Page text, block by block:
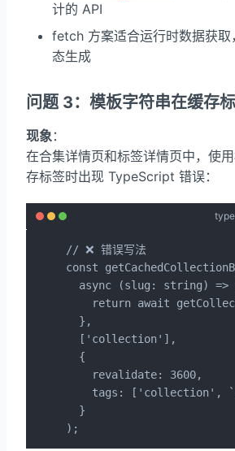
计的 API
fetch 方案适合运行时数据获取
态生成
问题 3：模板字符串在缓存
现象：
在合集详情页和标签详情页中，使
存标签时出现 TypeScript 错误：
// ❌ 错误写法
const
async (slug: string) =>
return await
  },
  ['collection'],
  {
    revalidate: 3600,
tags: ['collection',
  }
);